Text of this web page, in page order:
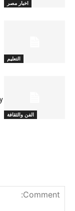
اخبار مصر
التعليم
الفن والثقافة